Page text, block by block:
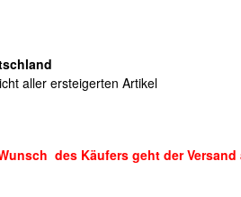
aller ersteigerten Artikel
des Käufers geht der